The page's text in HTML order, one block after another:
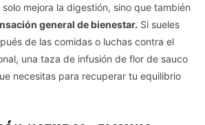
mejora la digestión, sino que también
general de bienestar. Si sueles
de las comidas o luchas contra el
una taza de infusión de flor de sauco
necesitas para recuperar tu equilibrio